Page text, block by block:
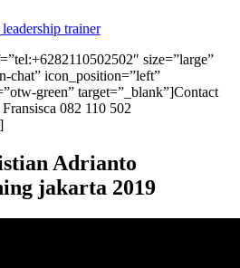
size=”large”
chat” icon_position=”left”
green” target=”_blank”]Contact
082 110 502
Adrianto
jakarta 2019